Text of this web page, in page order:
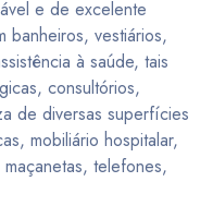
e de excelente
banheiros, vestiários,
à saúde, tais
consultórios,
de diversas superfícies
mobiliário hospitalar,
telefones,